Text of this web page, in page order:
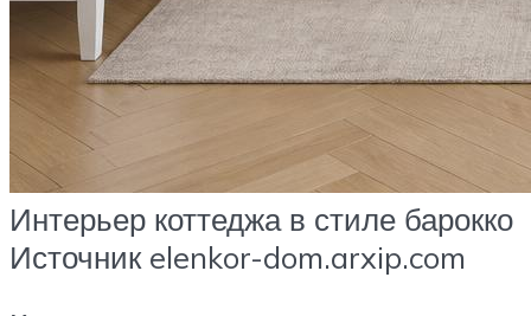
Интерьер коттеджа в стиле барокко
Источник elenkor-dom.arxip.com